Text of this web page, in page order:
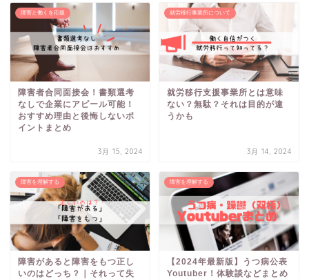
障害と働くを応援
障害者合同面接会！書類選考
なしで企業にアピール可能！
おすすめ理由と後悔しないポ
イントまとめ
3月 15, 2024
就労移行事業所について
就労移行支援事業所とは意味
ない？無駄？それは目的が違
うかも
3月 14, 2024
障害を理解する
障害があると障害をもつ正し
いのはどっち？｜それって失
障害を理解する
【2024年最新版】うつ病公表
Youtuber！体験談などまとめ